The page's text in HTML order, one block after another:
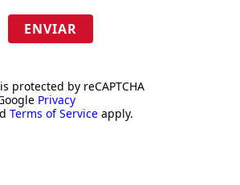
ENVIAR
protected by reCAPTCHA
Privacy
Terms of Service apply.